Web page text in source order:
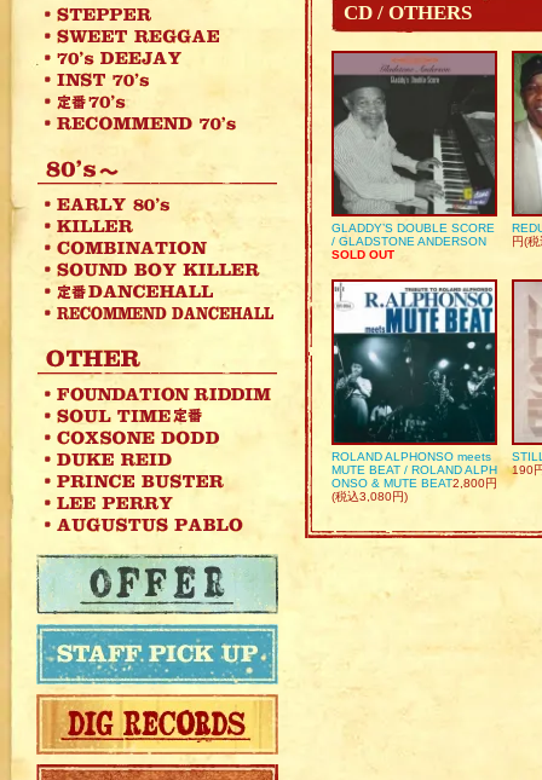
CD / OTHERS
GLADDY’S DOUBLE SCORE
/ GLADSTONE ANDERSON
SOLD OUT
円(
ROLAND ALPHONSO meets
MUTE BEAT / ROLAND ALPH
ONSO & MUTE BEAT2,800円
(税込3,080円)
190